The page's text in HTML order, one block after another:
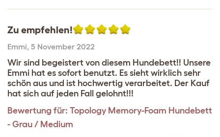
Zu empfehlen!
Emmi, 5 November 2022
Wir sind begeistert von diesem Hundebett!! Unsere
Emmi hat es sofort benutzt. Es sieht wirklich sehr
schön aus und ist hochwertig verarbeitet. Der Kauf
hat sich auf jeden Fall gelohnt!!!
Bewertung für: Topology Memory-Foam Hundebett
- Grau / Medium